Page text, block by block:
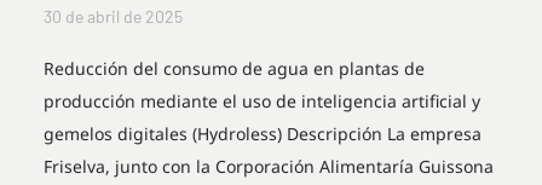
30 de abril de 2025
Reducción del consumo de agua en plantas de
producción mediante el uso de inteligencia artificial y
gemelos digitales (Hydroless) Descripción La empresa
Friselva, junto con la Corporación Alimentaría Guissona